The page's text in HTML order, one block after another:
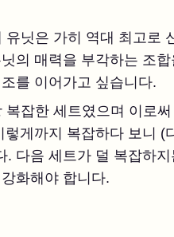
닛은 가히 역대 최고로
의 매력을 부각하는 조합
를 이어가고 싶습니다.
잡한 세트였으며 이로
게까지 복잡하다 보니 (
다음 세트가 덜 복잡하
화해야 합니다.